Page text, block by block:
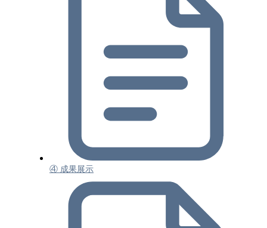
④ 成果展示